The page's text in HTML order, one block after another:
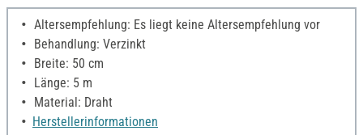
Altersempfehlung: Es liegt keine Altersempfehlung vor
Behandlung: Verzinkt
Breite: 50 cm
Länge: 5 m
Material: Draht
Herstellerinformationen